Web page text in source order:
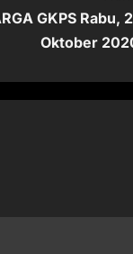
GKPS Rabu,
Oktober